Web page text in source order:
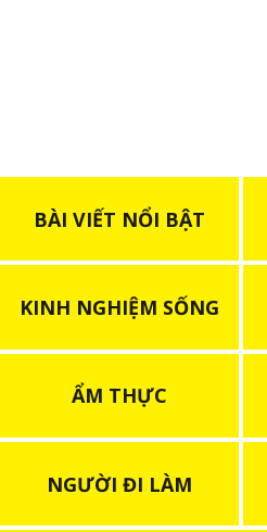
BÀI VIẾT NỔI BẬT
KINH NGHIỆM SỐNG
ẨM THỰC
NGƯỜI ĐI LÀM